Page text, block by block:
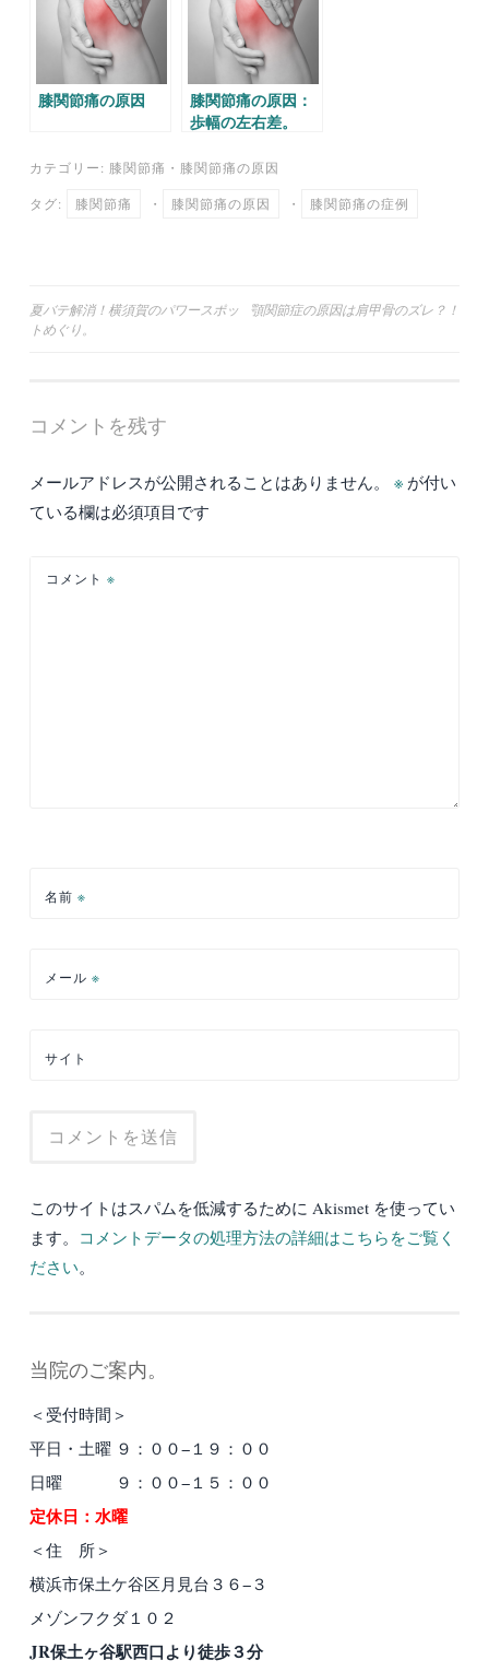
膝関節痛の原因
膝関節痛の原因：
歩幅の左右差。
カテゴリー: 膝関節痛 ・ 膝関節痛の原因
タグ: 膝関節痛 ・ 膝関節痛の原因 ・ 膝関節痛の症例
投
稿
ー
シ
ン
夏バテ解消！横須賀のパワースポッ
トめぐり。
顎関節症の原因は肩甲骨のズレ？！
コメントを残す
メールアドレスが公開されることはありません。 ※ が付い
ている欄は必須項目です
コメント ※
名前 ※
メール ※
サイト
このサイトはスパムを低減するために Akismet を使ってい
ます。 コメントデータの処理方法の詳細はこちらをご覧く
ださい。
当院のご案内。
＜受付時間＞
平日・土曜 ９：００−１９：００
日曜 ９：００−１５：００
定休日：水曜
＜住 所＞
横浜市保土ケ谷区月見台３６−３
メゾンフクダ１０２
JR保土ヶ谷駅西口より徒歩３分